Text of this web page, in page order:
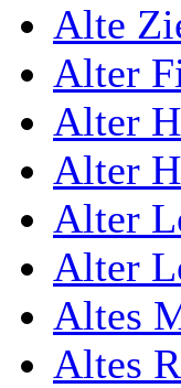
Alte
Alter
Alter
Alter
Alter
Alter
Altes
Altes